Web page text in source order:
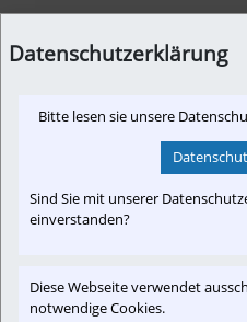
Datenschutzerklärung
Bitte lesen sie unsere
Sind Sie mit unserer
einverstanden?
Diese Webseite verwendet
notwendige Cookies.